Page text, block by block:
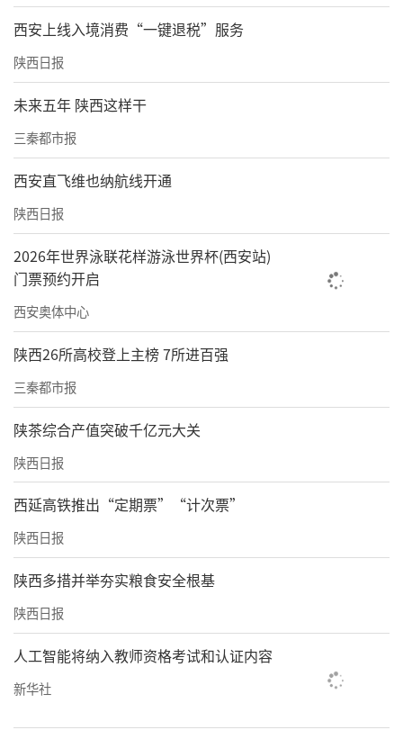
业、科教、人文、考古等领域合作，打造境外
辐射圈。
在促进产业集聚方面，陕西将持续强化枢纽、
平台与产业之间的联动，推行“班列+产
业”“班列+贸易”“班列+保税”“班列+海外
仓”等模式，发展跨境电商“直通车”业务，
高效整合物流、商流、资金流、信息流、数据
流，培育做强临港、智能制造等产业园区，催
生更多有特色成体系的项目群、产业链、经济
区。
更好发挥消费对经济增长的拉动作用
“十五五”期间，将统筹考虑陕西发展阶段、
居民收入水平和消费习惯等因素，充分释放政
策集成效应，推动惠民生促消费紧密结合，更
好发挥消费对经济增长的拉动作用。
推动商品消费扩容升级。提质增效实施消费品
以旧换新，重点支持绿色智能商品和线下实体
零售，带动大宗消费品焕新升级。持续开展以
旧换新进社区、进机构、进展会、进平台，发
放多业态消费礼包，加大消费信贷支持，确保
政策红利、厂家让利、商家优惠公平高效直达
西安上线入境消费“一键退税”服务
陕西日报
未来五年 陕西这样干
三秦都市报
西安直飞维也纳航线开通
陕西日报
2026年世界泳联花样游泳世界杯(西安站)
门票预约开启
西安奥体中心
陕西26所高校登上主榜 7所进百强
三秦都市报
陕茶综合产值突破千亿元大关
陕西日报
西延高铁推出“定期票”“计次票”
陕西日报
陕西多措并举夯实粮食安全根基
陕西日报
人工智能将纳入教师资格考试和认证内容
新华社